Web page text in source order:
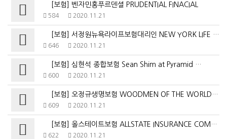
[보험] 벤자민홍푸르덴셜 PRUDENTIAL FINACIAL
584 2020.11.21
[보험] 서정원뉴욕라이프보험대리인 NEW YORK LIFE IN…
646 2020.11.21
[보험] 심현석 종합보험 Sean Shim at Pyramid …
600 2020.11.21
[보험] 오정규생명보험 WOODMEN OF THE WORLD L…
609 2020.11.21
[보험] 올스테이트보험 ALLSTATE INSURANCE COM…
622 2020.11.21